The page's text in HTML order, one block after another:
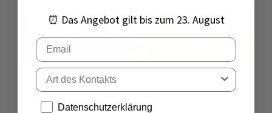
⏰ Das Angebot gilt bis zum 23. August
Email
Tipo di contatto
Privacy policy
Datenschutzerklärung